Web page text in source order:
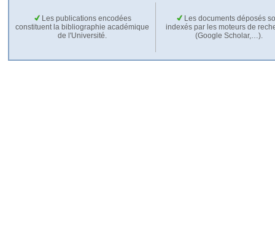
Les publications encodées
constituent la bibliographie académique
de l'Université.
Les documents déposés
indexés par les moteurs de
(Google Scholar,…).